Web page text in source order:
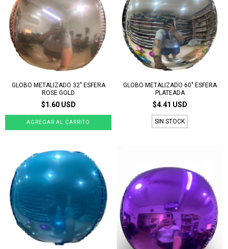
GLOBO METALIZADO 32" ESFERA
ROSE GOLD
$1.60 USD
GLOBO METALIZADO 60" ESFERA
PLATEADA
$4.41 USD
SIN STOCK